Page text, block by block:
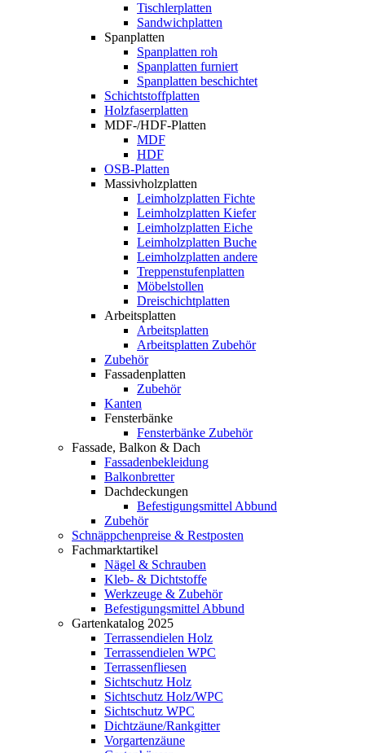
Tischlerplatten
Sandwichplatten
Spanplatten
Spanplatten roh
Spanplatten furniert
Spanplatten beschichtet
Schichtstoffplatten
Holzfaserplatten
MDF-/HDF-Platten
MDF
HDF
OSB-Platten
Massivholzplatten
Leimholzplatten Fichte
Leimholzplatten Kiefer
Leimholzplatten Eiche
Leimholzplatten Buche
Leimholzplatten andere
Treppenstufenplatten
Möbelstollen
Dreischichtplatten
Arbeitsplatten
Arbeitsplatten
Arbeitsplatten Zubehör
Zubehör
Fassadenplatten
Zubehör
Kanten
Fensterbänke
Fensterbänke Zubehör
Fassade, Balkon & Dach
Fassadenbekleidung
Balkonbretter
Dachdeckungen
Befestigungsmittel Abbund
Zubehör
Schnäppchenpreise & Restposten
Fachmarktartikel
Nägel & Schrauben
Kleb- & Dichtstoffe
Werkzeuge & Zubehör
Befestigungsmittel Abbund
Gartenkatalog 2025
Terrassendielen Holz
Terrassendielen WPC
Terrassenfliesen
Sichtschutz Holz
Sichtschutz Holz/WPC
Sichtschutz WPC
Dichtzäune/Rankgitter
Vorgartenzäune